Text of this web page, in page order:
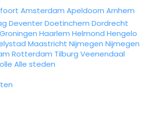
Amsterdam Apeldoorn Arnhem
DeventerDoetinchem Dordrecht
Groningen Haarlem Helmond Hengelo
Maastricht Nijmegen Nijmegen
Rotterdam Tilburg Veenendaal
Alle steden